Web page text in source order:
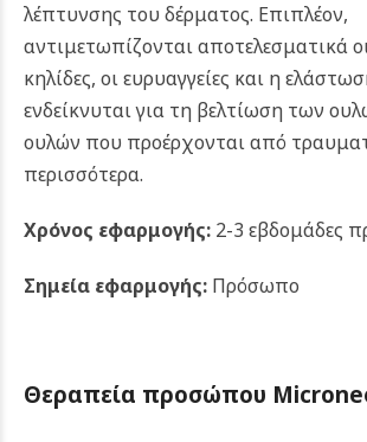
λέπτυνσης του δέρματος. Επιπλέον,
αντιμετωπίζονται αποτελεσματικά
κηλίδες, οι ευρυαγγείες και η
ενδείκνυται για τη βελτίωση των
ουλών που προέρχονται από
περισσότερα.
Χρόνος εφαρμογής: 2-3 εβδομάδες
Σημεία εφαρμογής: Πρόσωπο
Θεραπεία προσώπου